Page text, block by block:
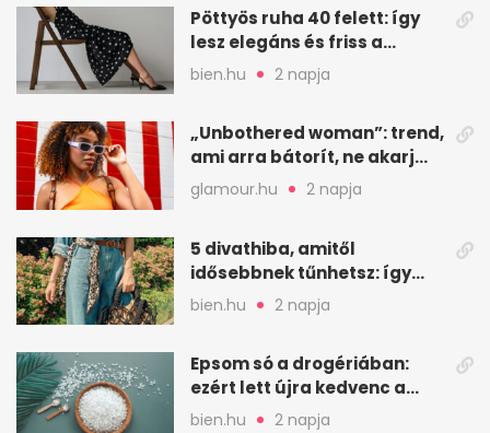
Pöttyös ruha 40 felett: így
lesz elegáns és friss a
kedvenc minta
bien.hu 2 napja
„Unbothered woman”: trend,
ami arra bátorít, ne akarj
mindenkinek megfelelni
glamour.hu 2 napja
5 divathiba, amitől
idősebbnek tűnhetsz: így
frissíts a megjelenéseden
bien.hu 2 napja
Epsom só a drogériában:
ezért lett újra kedvenc a
magnézium-szulfát
bien.hu 2 napja